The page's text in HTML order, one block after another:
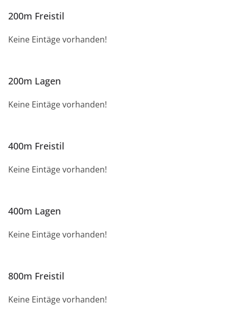
200m Freistil
Keine Eintäge vorhanden!
200m Lagen
Keine Eintäge vorhanden!
400m Freistil
Keine Eintäge vorhanden!
400m Lagen
Keine Eintäge vorhanden!
800m Freistil
Keine Eintäge vorhanden!